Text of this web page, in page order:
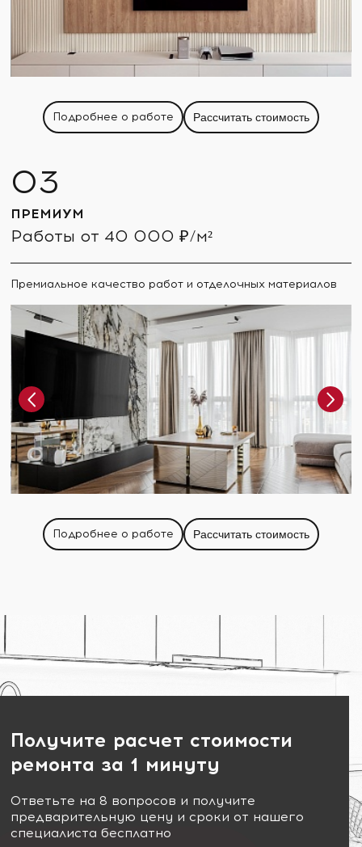
Подробнее о работе Рассчитать стоимость
ПРЕМИУМ
Работы от 40 000 ₽/м²
Премиальное качество работ и отделочных материалов
Подробнее о работе Рассчитать стоимость
Получите расчет стоимости
ремонта за 1 минуту
Ответьте на 8 вопросов и получите
предварительную цену и сроки от нашего
специалиста бесплатно